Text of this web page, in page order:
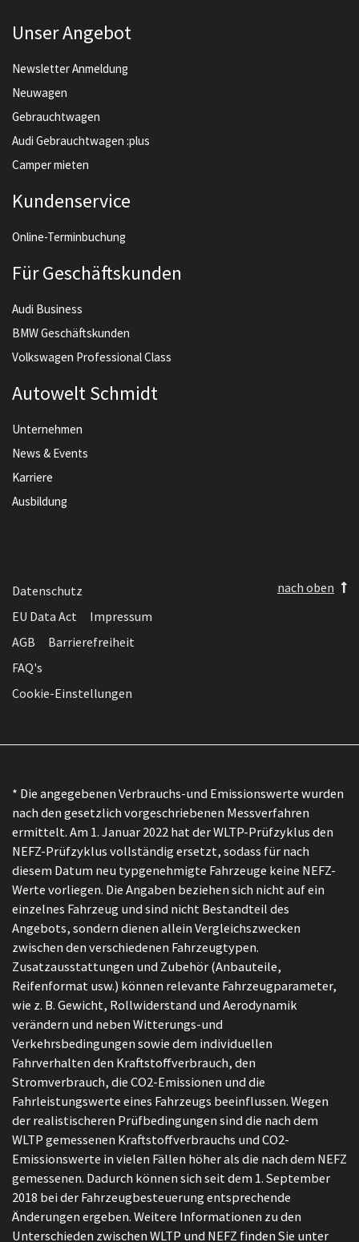
Unser Angebot
Newsletter Anmeldung
Neuwagen
Gebrauchtwagen
Audi Gebrauchtwagen :plus
Camper mieten
Kundenservice
Online-Terminbuchung
Für Geschäftskunden
Audi Business
BMW Geschäftskunden
Volkswagen Professional Class
Autowelt Schmidt
Unternehmen
News & Events
Karriere
Ausbildung
Datenschutz
EU Data Act
Impressum
AGB
Barrierefreiheit
FAQ's
Cookie-Einstellungen
nach oben
* Die angegebenen Verbrauchs-und Emissionswerte wurden
nach den gesetzlich vorgeschriebenen Messverfahren
ermittelt. Am 1. Januar 2022 hat der WLTP-Prüfzyklus den
NEFZ-Prüfzyklus vollständig ersetzt, sodass für nach
diesem Datum neu typgenehmigte Fahrzeuge keine NEFZ-
Werte vorliegen. Die Angaben beziehen sich nicht auf ein
einzelnes Fahrzeug und sind nicht Bestandteil des
Angebots, sondern dienen allein Vergleichszwecken
zwischen den verschiedenen Fahrzeugtypen.
Zusatzausstattungen und Zubehör (Anbauteile,
Reifenformat usw.) können relevante Fahrzeugparameter,
wie z. B. Gewicht, Rollwiderstand und Aerodynamik
verändern und neben Witterungs-und
Verkehrsbedingungen sowie dem individuellen
Fahrverhalten den Kraftstoffverbrauch, den
Stromverbrauch, die CO2-Emissionen und die
Fahrleistungswerte eines Fahrzeugs beeinflussen. Wegen
der realistischeren Prüfbedingungen sind die nach dem
WLTP gemessenen Kraftstoffverbrauchs und CO2-
Emissionswerte in vielen Fällen höher als die nach dem NEFZ
gemessenen. Dadurch können sich seit dem 1. September
2018 bei der Fahrzeugbesteuerung entsprechende
Änderungen ergeben. Weitere Informationen zu den
Unterschieden zwischen WLTP und NEFZ finden Sie unter